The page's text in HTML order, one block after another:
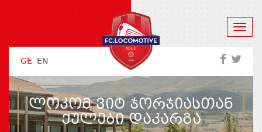
GE EN
ᲚᲝᲙᲝᲛ ᲕᲘᲢ ᲯᲝᲠᲯᲘᲐᲡᲗᲐᲜ
ᲥᲣᲚᲔᲑᲘ ᲓᲐᲙᲐᲠᲒᲐ